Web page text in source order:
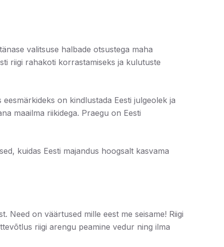
valitsuse halbade otsustega maha
riigi rahakoti korrastamiseks ja kulutuste
on kindlustada Eesti julgeolek ja
maailma riikidega. Praegu on Eesti
kuidas Eesti majandus hoogsalt kasvama
Need on väärtused mille eest me seisame! Riigi
riigi arengu peamine vedur ning ilma